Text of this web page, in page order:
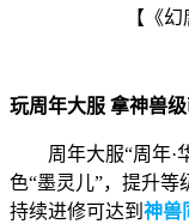
【《
玩周年大服 拿神兽
周年大服“周年·
色“墨灵儿”，提升等
持续进修可达到 神兽